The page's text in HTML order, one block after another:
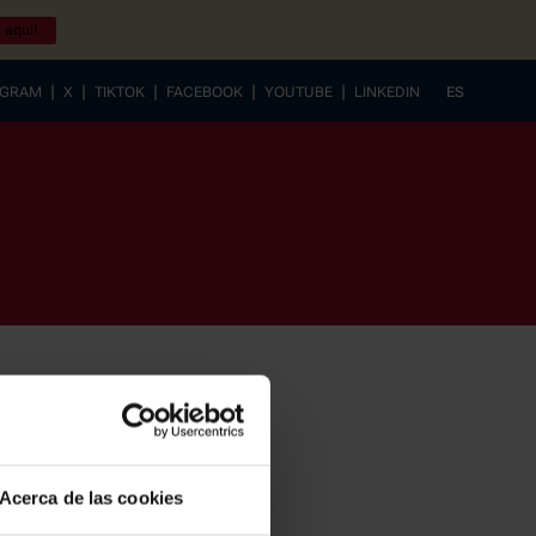
Acerca de las cookies
aquí!
| X | TIKTOK | FACEBOOK | YOUTUBE | LINKEDIN
ES